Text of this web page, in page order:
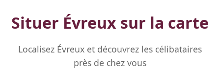
Situer Évreux sur la carte
Localisez Évreux et découvrez les célibataires
près de chez vous